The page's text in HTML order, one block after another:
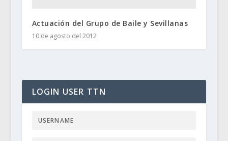
Actuación del Grupo de Baile y Sevillanas
10 de agosto del 2012
LOGIN USER TTN